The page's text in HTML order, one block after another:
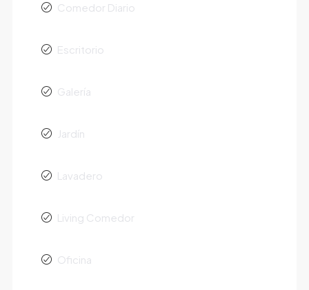
Comedor Diario
Escritorio
Galería
Jardín
Lavadero
Living Comedor
Oficina